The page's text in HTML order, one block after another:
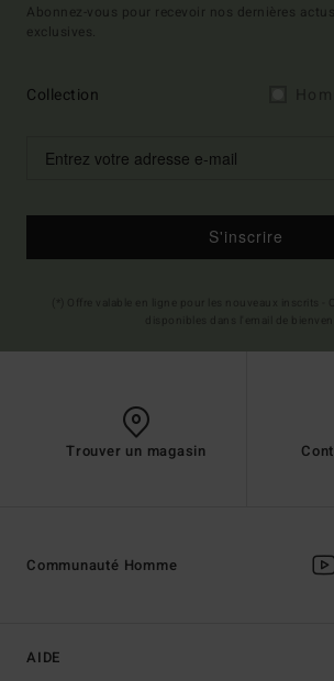
Abonnez-vous pour recevoir nos dernières
exclusives.
Collection
S'inscrire
Trouver un magasin
AIDE
Communauté Homme